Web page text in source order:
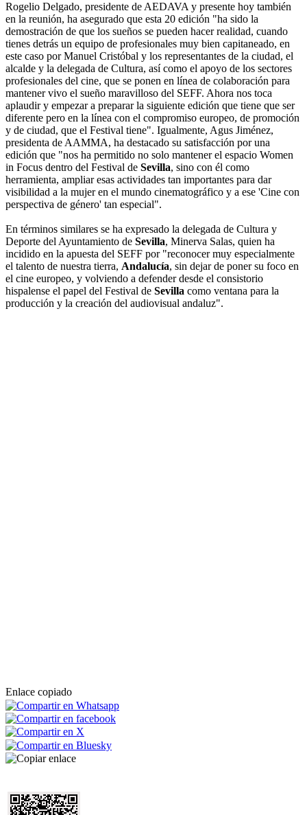
Rogelio Delgado, presidente de AEDAVA y presente hoy también
en la reunión, ha asegurado que esta 20 edición "ha sido la
demostración de que los sueños se pueden hacer realidad, cuando
tienes detrás un equipo de profesionales muy bien capitaneado, en
este caso por Manuel Cristóbal y los representantes de la ciudad, el
alcalde y la delegada de Cultura, así como el apoyo de los sectores
profesionales del cine, que se ponen en línea de colaboración para
mantener vivo el sueño maravilloso del SEFF. Ahora nos toca
aplaudir y empezar a preparar la siguiente edición que tiene que ser
diferente pero en la línea con el compromiso europeo, de promoción
y de ciudad, que el Festival tiene". Igualmente, Agus Jiménez,
presidenta de AAMMA, ha destacado su satisfacción por una
edición que "nos ha permitido no solo mantener el espacio Women
in Focus dentro del Festival de Sevilla, sino con él como
herramienta, ampliar esas actividades tan importantes para dar
visibilidad a la mujer en el mundo cinematográfico y a ese 'Cine con
perspectiva de género' tan especial".
En términos similares se ha expresado la delegada de Cultura y
Deporte del Ayuntamiento de Sevilla, Minerva Salas, quien ha
incidido en la apuesta del SEFF por "reconocer muy especialmente
el talento de nuestra tierra, Andalucía, sin dejar de poner su foco en
el cine europeo, y volviendo a defender desde el consistorio
hispalense el papel del Festival de Sevilla como ventana para la
producción y la creación del audiovisual andaluz".
Enlace copiado